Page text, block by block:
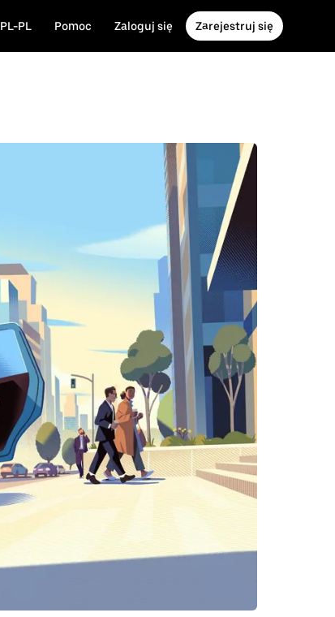
PL-PL Pomoc Zaloguj się Zarejestruj się